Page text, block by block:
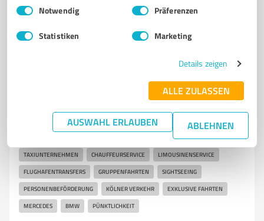
Impressum Datenschutzbestimmungen
Einwilligungsauswahl
Notwendig Präferenzen
Statistiken Marketing
Details zeigen
ALLE ZULASSEN
AUSWAHL ERLAUBEN ABLEHNEN
4,80 / 5,00
(1 Quelle)
Transport, Logistik & Spedition
Hochwertiger Chauffeur- und Limousinenservice in
Köln mit Class Cab
TAXIUNTERNEHMEN CHAUFFEURSERVICE LIMOUSINENSERVICE
FLUGHAFENTRANSFERS GRUPPENFAHRTEN SIGHTSEEING
PERSONENBEFÖRDERUNG KÖLNER VERKEHR EXKLUSIVE FAHRTEN
MERCEDES BMW PÜNKTLICHKEIT